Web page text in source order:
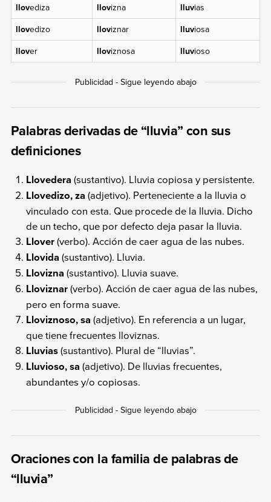
llovediza llovizna lluvias
llovedizo lloviznar lluviosa
llover lloviznosa lluvioso
Palabras derivadas de “lluvia” con sus
definiciones
Llovedera (sustantivo). Lluvia copiosa y persistente.
Llovedizo, za (adjetivo). Perteneciente a la lluvia o
vinculado con esta. Que procede de la lluvia. Dicho
de un techo, que por defecto deja pasar la lluvia.
Llover(verbo). Acción de caer agua de las nubes.
Llovida (sustantivo). Lluvia.
Llovizna (sustantivo). Lluvia suave.
Lloviznar(verbo). Acción de caer agua de las nubes,
pero en forma suave.
Lloviznoso, sa (adjetivo). En referencia a un lugar,
que tiene frecuentes lloviznas.
Lluvias(sustantivo). Plural de “lluvias”.
Lluvioso, sa (adjetivo). De lluvias frecuentes,
abundantes y/o copiosas.
Oraciones con la familia de palabras de
“lluvia”